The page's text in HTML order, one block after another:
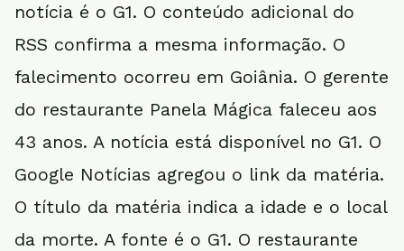
notícia é o G1. O conteúdo adicional do
RSS confirma a mesma informação. O
falecimento ocorreu em Goiânia. O gerente
do restaurante Panela Mágica faleceu aos
43 anos. A notícia está disponível no G1. O
Google Notícias agregou o link da matéria.
O título da matéria indica a idade e o local
da morte. A fonte é o G1. O restaurante